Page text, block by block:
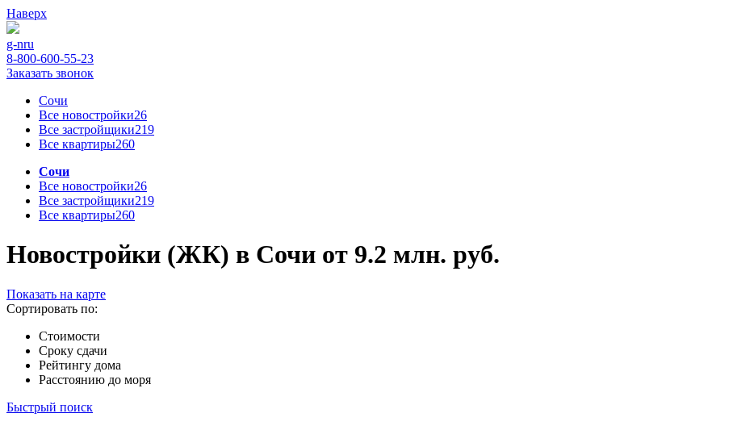
Наверх
g-nru
8-800-600-55-23
Заказать звонок
Сочи
Все новостройки26
Все застройщики219
Все квартиры260
Сочи
Все новостройки26
Все застройщики219
Все квартиры260
Новостройки (ЖК) в Сочи от 9.2 млн. руб.
Показать на карте
Сортировать по:
Стоимости
Сроку сдачи
Рейтингу дома
Расстоянию до моря
Быстрый поиск